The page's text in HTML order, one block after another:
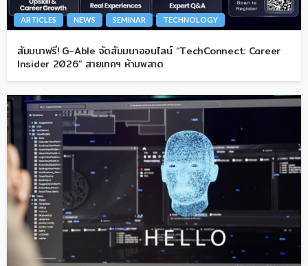
ARTICLES NEWS SEMINAR TECHNOLOGY
สัมมนาฟรี! G-Able จัดสัมมนาออนไลน์ “TechConnect: Career
Insider 2026” สายเทคฯ ห้ามพลาด